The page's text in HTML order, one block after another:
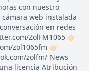
con nuestro
web instalada
en redes
ZolFM1065 👉🏻
zol1065fm 👉🏻
zolfm/ News
licencia Atribución